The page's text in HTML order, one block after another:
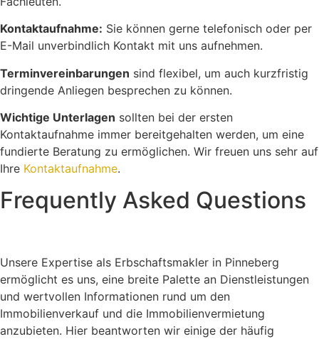
Kontaktaufnahme: Sie können gerne telefonisch oder per
E-Mail unverbindlich Kontakt mit uns aufnehmen.
Terminvereinbarungen sind flexibel, um auch kurzfristig
dringende Anliegen besprechen zu können.
Wichtige Unterlagen sollten bei der ersten
Kontaktaufnahme immer bereitgehalten werden, um eine
fundierte Beratung zu ermöglichen. Wir freuen uns sehr auf
Ihre Kontaktaufnahme.
Frequently Asked Questions
Unsere Expertise als Erbschaftsmakler in Pinneberg
ermöglicht es uns, eine breite Palette an Dienstleistungen
und wertvollen Informationen rund um den
Immobilienverkauf und die Immobilienvermietung
anzubieten. Hier beantworten wir einige der häufig